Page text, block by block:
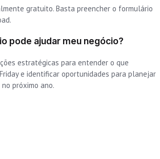
gratuito. Basta preencher o formulário
pode ajudar meu negócio?
estratégicas para entender o que
e identificar oportunidades para planejar
próximo ano.